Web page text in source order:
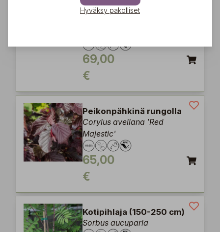
cm)
69,00
€
Peikonpähkinä rungolla
Corylus avellana 'Red
Majestic'
65,00
€
Kotipihlaja (150-250 cm)
Sorbus aucuparia
Hyväksy pakolliset